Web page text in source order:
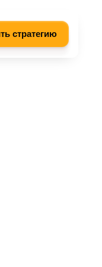
стратегию